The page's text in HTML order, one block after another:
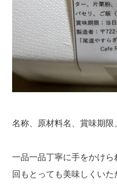
名称、原材料名、賞味期限
一品一品丁寧に手をかけ
回もとっても美味しくいた